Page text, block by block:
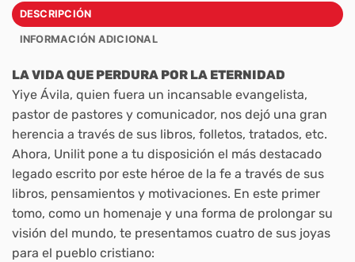
DESCRIPCIÓN
INFORMACIÓN ADICIONAL
LA VIDA QUE PERDURA POR LA ETERNIDAD
Yiye Ávila, quien fuera un incansable evangelista,
pastor de pastores y comunicador, nos dejó una gran
herencia a través de sus libros, folletos, tratados, etc.
Ahora, Unilit pone a tu disposición el más destacado
legado escrito por este héroe de la fe a través de sus
libros, pensamientos y motivaciones. En este primer
tomo, como un homenaje y una forma de prolongar su
visión del mundo, te presentamos cuatro de sus joyas
para el pueblo cristiano: